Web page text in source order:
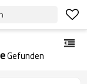
Gefunden